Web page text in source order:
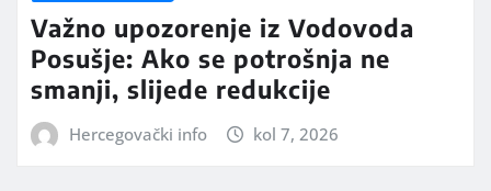
Važno upozorenje iz Vodovoda
Posušje: Ako se potrošnja ne
smanji, slijede redukcije
Hercegovački info kol 7, 2026